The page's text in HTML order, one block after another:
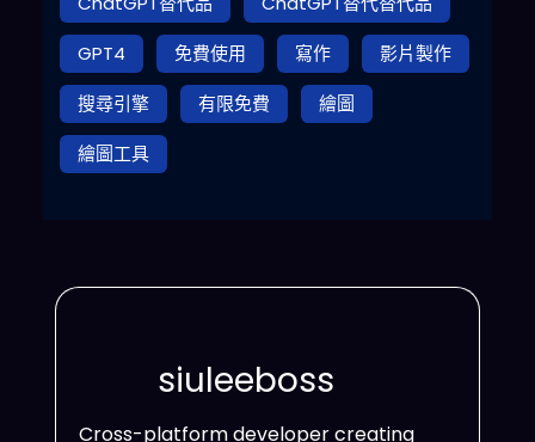
GPT4
免費使用 寫作
影片製作
搜尋引擎
有限免費
繪圖
繪圖工具
siuleeboss
Cross-platform developer creating